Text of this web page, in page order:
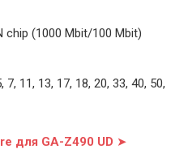
chip (1000 Mbit/100 Mbit)
7, 11, 13, 17, 18, 20, 33, 40, 50,
для GA-Z490 UD ➤